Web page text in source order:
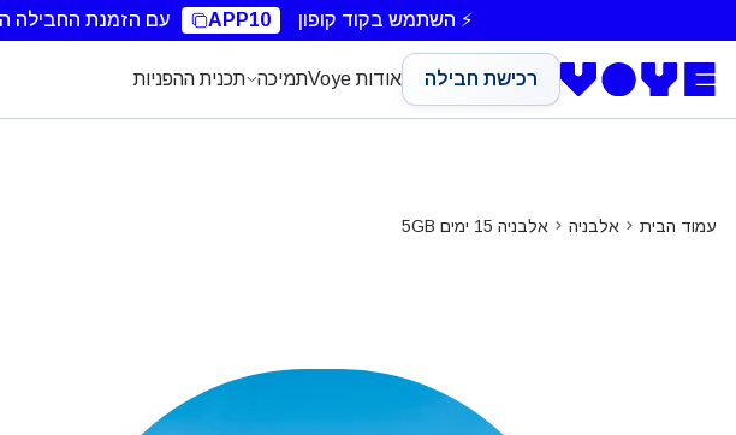
⚡ השתמש בקוד קופון APP10 עם הזמנת החבילה
רכישת חבילה אודות Voye תמיכה תכנית ההפניות
עמוד הבית אלבניה אלבניה 15 ימים 5GB